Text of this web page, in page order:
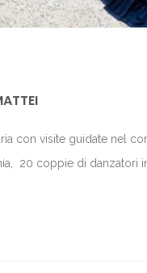
con visite guidate nel
20 coppie di danzatori